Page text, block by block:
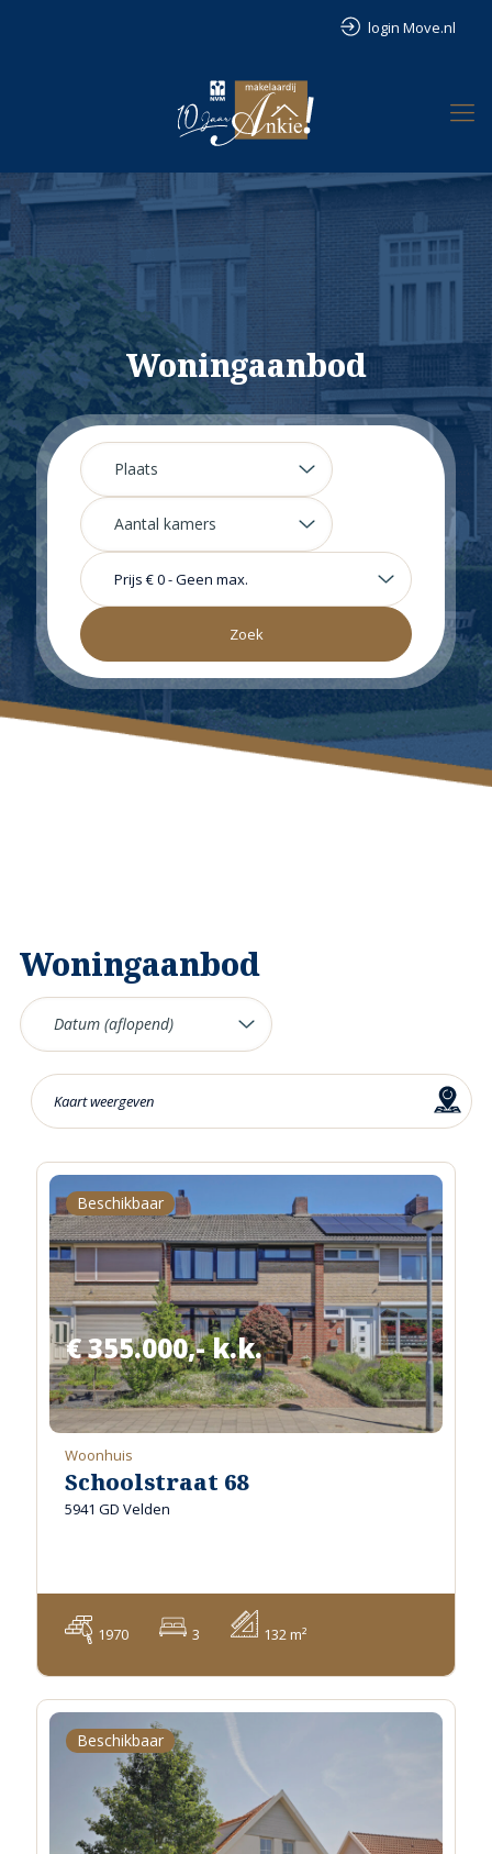
login Move.nl
Woningaanbod
Prijs € 0-Geen max.
Woningaanbod
Kaart weergeven
Beschikbaar
€ 355.000,- k.k.
Woonhuis
Schoolstraat 68
5941 GD Velden
1970 3 132 m²
Beschikbaar